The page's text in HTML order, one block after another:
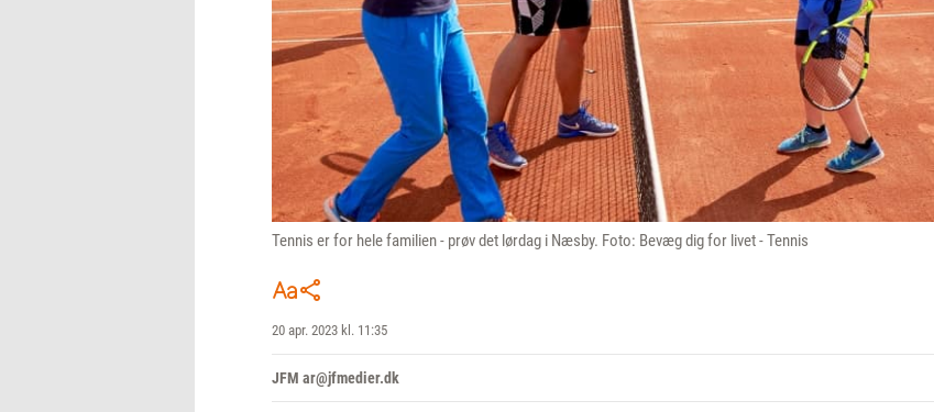
Tennis er for hele familien - prøv det lørdag i Næsby. Foto: Bevæg dig for livet - Tennis
20 apr. 2023 kl. 11:35
JFM ar@jfmedier.dk